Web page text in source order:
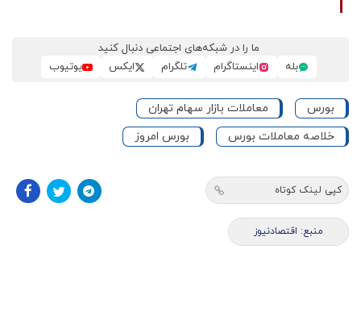
ما را در شبکه‌های اجتماعی دنبال کنید
بله
اینستاگرام تلگرام ایکس یوتیوب
بورس
معاملات بازار سهام تهران
خلاصه معاملات بورس
بورس امروز
کپی لینک کوتاه
منبع: اقتصادنیوز